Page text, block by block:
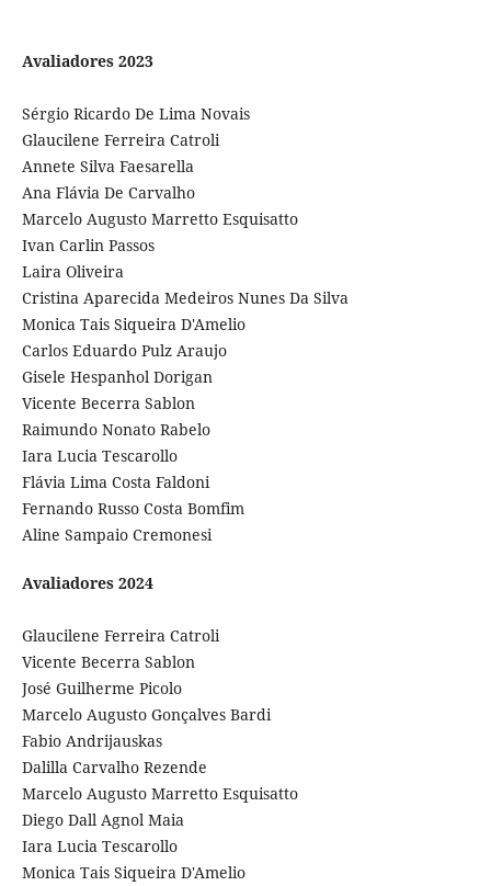
Avaliadores 2023
Sérgio Ricardo De Lima Novais
Glaucilene Ferreira Catroli
Annete Silva Faesarella
Ana Flávia De Carvalho
Marcelo Augusto Marretto Esquisatto
Ivan Carlin Passos
Laira Oliveira
Cristina Aparecida Medeiros Nunes Da Silva
Monica Tais Siqueira D'Amelio
Carlos Eduardo Pulz Araujo
Gisele Hespanhol Dorigan
Vicente Becerra Sablon
Raimundo Nonato Rabelo
Iara Lucia Tescarollo
Flávia Lima Costa Faldoni
Fernando Russo Costa Bomfim
Aline Sampaio Cremonesi
Avaliadores 2024
Glaucilene Ferreira Catroli
Vicente Becerra Sablon
José Guilherme Picolo
Marcelo Augusto Gonçalves Bardi
Fabio Andrijauskas
Dalilla Carvalho Rezende
Marcelo Augusto Marretto Esquisatto
Diego Dall Agnol Maia
Iara Lucia Tescarollo
Monica Tais Siqueira D'Amelio